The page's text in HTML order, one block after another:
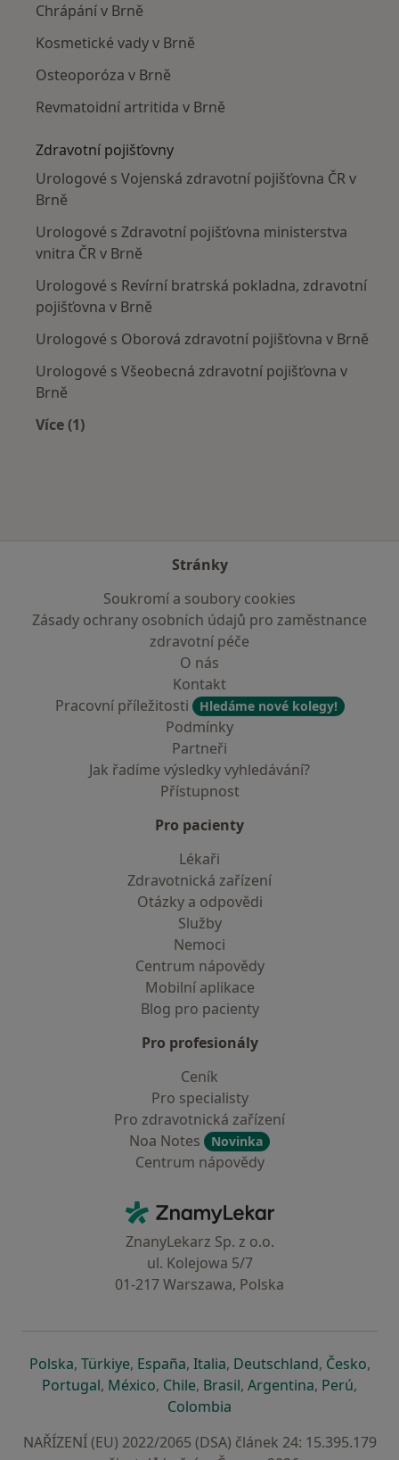
Chrápání v Brně
Kosmetické vady v Brně
Osteoporóza v Brně
Revmatoidní artritida v Brně
Zdravotní pojišťovny
Urologové s Vojenská zdravotní pojišťovna ČR v
Brně
Urologové s Zdravotní pojišťovna ministerstva
vnitra ČR v Brně
Urologové s Revírní bratrská pokladna, zdravotní
pojišťovna v Brně
Urologové s Oborová zdravotní pojišťovna v Brně
Urologové s Všeobecná zdravotní pojišťovna v
Brně
Více (1)
Stránky
Soukromí a soubory cookies
Zásady ochrany osobních údajů pro zaměstnance
zdravotní péče
O nás
Kontakt
Pracovní příležitosti
Hledáme nové kolegy!
Podmínky
Partneři
Jak řadíme výsledky vyhledávání?
Přístupnost
Pro pacienty
Lékaři
Zdravotnická zařízení
Otázky a odpovědi
Služby
Nemoci
Centrum nápovědy
Mobilní aplikace
Blog pro pacienty
Pro profesionály
Ceník
Pro specialisty
Pro zdravotnická zařízení
Noa Notes
Novinka
Centrum nápovědy
ZnamyLekar - Hlavní stránka
ZnanyLekarz Sp. z o.o.
ul. Kolejowa 5/7
01-217 Warszawa, Polska
Polskase otevře v nové záložce
, Türkiyese otevře v nové záložce
, Españase otevře v nové záložce
, Italiase otevře v nové záložce
, Deutschlandse otevře v
, Českose
,
Portugalse otevře v nové záložce
, Méxicose otevře v nové záložce
, Chilese otevře v nové záložce
, Brasilse otevře v nové
, Argentinase otevře v
, Perúse
,
Colombia
NAŘÍZENÍ (EU) 2022/2065 (DSA) článek 24: 15.395.179